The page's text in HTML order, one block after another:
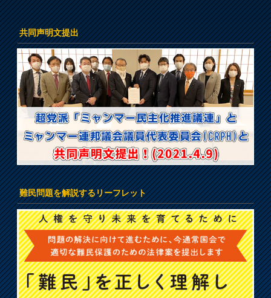
共同声明文提出
難民問題を解説するリーフレット